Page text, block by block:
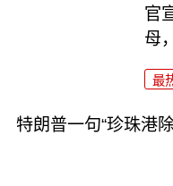
官
母
最
特朗普一句“珍珠港